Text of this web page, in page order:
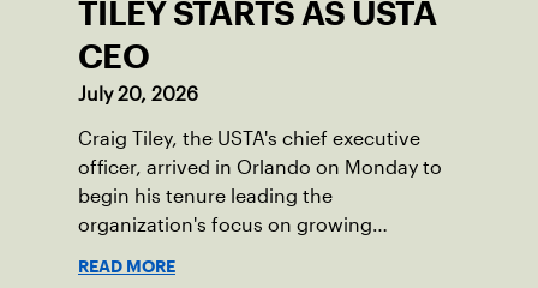
TILEY STARTS AS USTA
CEO
July 20, 2026
Craig Tiley, the USTA's chief executive
officer, arrived in Orlando on Monday to
begin his tenure leading the
organization's focus on growing
READ MORE